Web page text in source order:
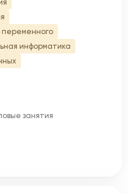
переменного
информатика
занятия